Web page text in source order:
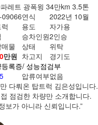
레트 광폭윙 34만km 3.5톤
연식
2022년 10월
용도
자가용
승차인원2인승
물 상태
위탁
만원 차고지
경기도
록증/ 성능점검부
압류여부없음
다뤄온 탑트럭 김은성입니다.
점검한 차량만 소개합니다.
보가 아니라 신뢰입니다.”